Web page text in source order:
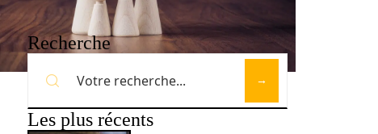
Recherche
Les plus récents